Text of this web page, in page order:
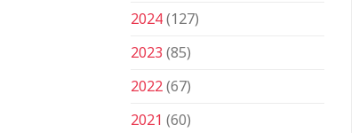
2024(127)
2023(85)
2022(67)
2021 (60)